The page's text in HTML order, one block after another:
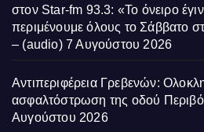
στον Star-fm 93.3: «Το όνειρο
περιμένουμε όλους το Σάββατο
– (audio) 7 Αυγούστου 2026
Αντιπεριφέρεια Γρεβενών:
ασφαλτόστρωση της οδού
Αυγούστου 2026